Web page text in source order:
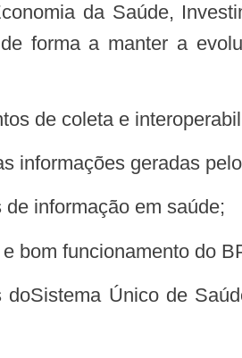
forma a manter a
de coleta e
informações geradas
informação em saúde;
e bom funcionamento do